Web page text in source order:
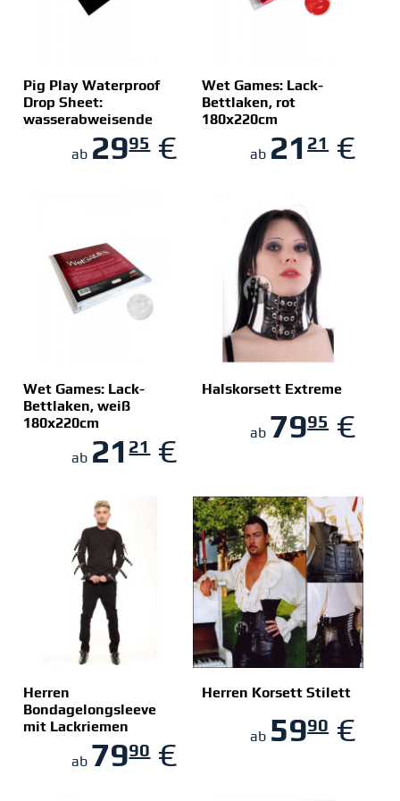
Pig Play Waterproof
Drop Sheet:
wasserabweisende
Unterlage, schwarz
ab 2995€
ZUM SHOP
Wet Games: Lack-
Bettlaken, rot
180x220cm
ab 2121€
ZUM SHOP
Wet Games: Lack-
Bettlaken, weiß
180x220cm
ab 2121€
ZUM SHOP
Halskorsett Extreme
ab 7995€
ZUM SHOP
Herren
Bondagelongsleeve
mit Lackriemen
ab 7990€
ZUM SHOP
Herren Korsett Stilett
ab 5990€
ZUM SHOP